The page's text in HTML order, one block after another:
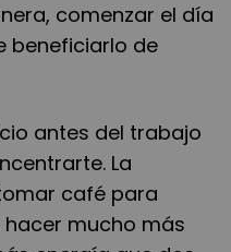
comenzar el día
beneficiarlo de
antes del trabajo
La
café para
mucho más